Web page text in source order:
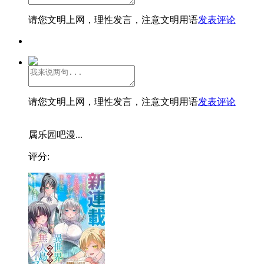
请您文明上网，理性发言，注意文明用语发表评论
请您文明上网，理性发言，注意文明用语发表评论
属乐园吧漫...
评分: